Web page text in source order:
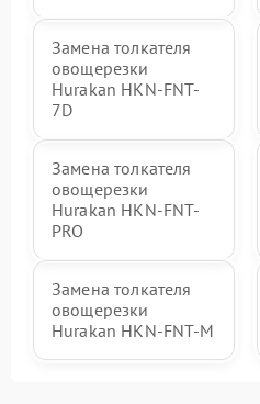
Замена толкателя
овощерезки
Hurakan HKN-FNT-
7D
Замена толкателя
овощерезки
Hurakan HKN-FNT-
PRO
Замена толкателя
овощерезки
Hurakan HKN-FNT-M